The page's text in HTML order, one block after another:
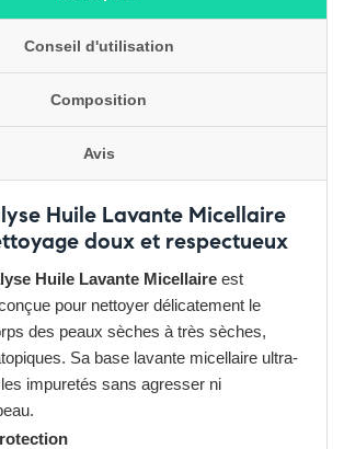
Conseil d'utilisation
Composition
Avis
Huile Lavante Micellaire
doux et respectueux
Huile Lavante Micellaire est
pour nettoyer délicatement le
des peaux sèches à très sèches,
Sa base lavante micellaire ultra-
impuretés sans agresser ni